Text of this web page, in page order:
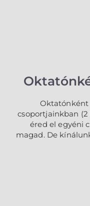
Oktatónként
csoportjainkban
éred el egyéni
magad. De